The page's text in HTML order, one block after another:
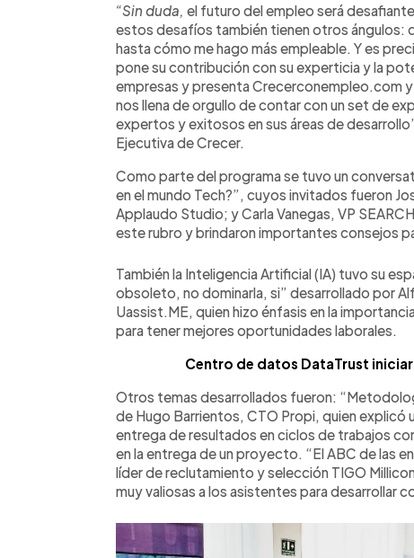
“Sin duda, el futuro del empleo será
estos desafíos también tienen otros ángulos:
hasta cómo me hago más empleable. Y es
pone su contribución con su experticia y la
empresas y presenta Crecerconempleo.com
nos llena de orgullo de contar con un set de
expertos y exitosos en sus áreas de
Ejecutiva de Crecer.
Como parte del programa se tuvo un
en el mundo Tech?”, cuyos invitados fueron
Applaudo Studio; y Carla Vanegas, VP
este rubro y brindaron importantes consejos
También la Inteligencia Artificial (IA) tuvo su
obsoleto, no dominarla, si” desarrollado por
Uassist.ME, quien hizo énfasis en la
para tener mejores oportunidades laborales.
Centro de datos DataTrust
Otros temas desarrollados fueron:
de Hugo Barrientos, CTO Propi, quien explicó
entrega de resultados en ciclos de trabajos
en la entrega de un proyecto. “El ABC de las
líder de reclutamiento y selección TIGO
muy valiosas a los asistentes para desarrollar